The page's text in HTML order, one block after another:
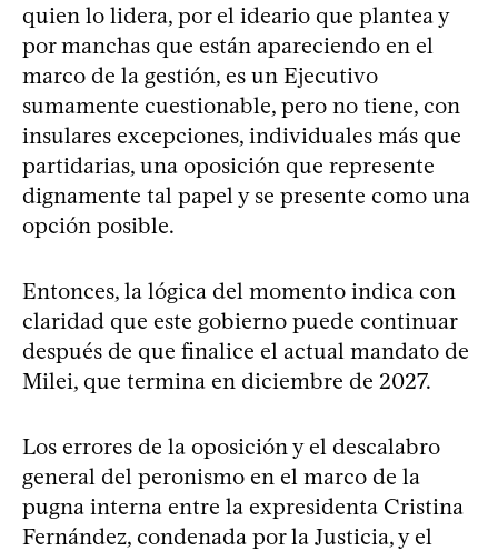
quien lo lidera, por el ideario que plantea y
por manchas que están apareciendo en el
marco de la gestión, es un Ejecutivo
sumamente cuestionable, pero no tiene, con
insulares excepciones, individuales más que
partidarias, una oposición que represente
dignamente tal papel y se presente como una
opción posible.
Entonces, la lógica del momento indica con
claridad que este gobierno puede continuar
después de que finalice el actual mandato de
Milei, que termina en diciembre de 2027.
Los errores de la oposición y el descalabro
general del peronismo en el marco de la
pugna interna entre la expresidenta Cristina
Fernández, condenada por la Justicia, y el